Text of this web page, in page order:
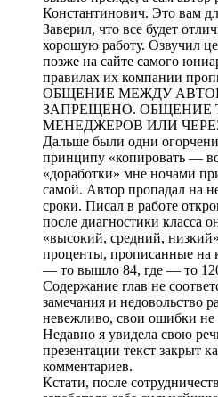
Константинович. Это вам
Заверил, что все будет
хорошую работу. Озвучил
позже на сайте самого
правилах их компании
ОБЩЕНИЕ МЕЖДУ
ЗАПРЕЩЕНО. ОБЩЕНИЕ
МЕНЕДЖЕРОВ ИЛИ
Дальше были одни
принципу «копировать —
«доработки» мне ночами
самой. Автор пропадал на
сроки. Писал в работе
после диагностики класса
«высокий, средний,
проценты, прописанные на
— то вышло 84, где — то
Содержание глав не
замечания и недовольство
невежливо, свои ошибки не
Недавно я увидела свою
презентации текст закрыт
комментариев.
Кстати, после